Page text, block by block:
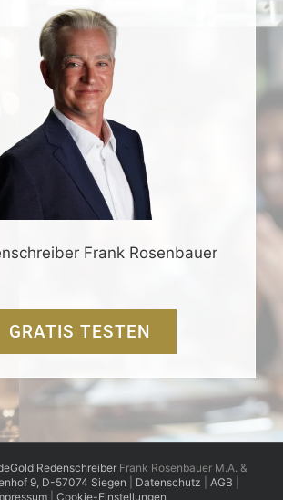
Frank Rosenbauer
GRATIS TESTEN
RedenschreiberFrank Rosenbauer M.A. &
9, D-57074 Siegen Datenschutz AGB
| Cookie-Einstellungen